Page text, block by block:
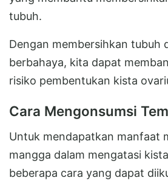
tubuh.
Dengan membersihkan tubuh
berbahaya, kita dapat
risiko pembentukan kista
Cara Mengonsumsi
Untuk mendapatkan manfaat
mangga dalam mengatasi
beberapa cara yang dapat